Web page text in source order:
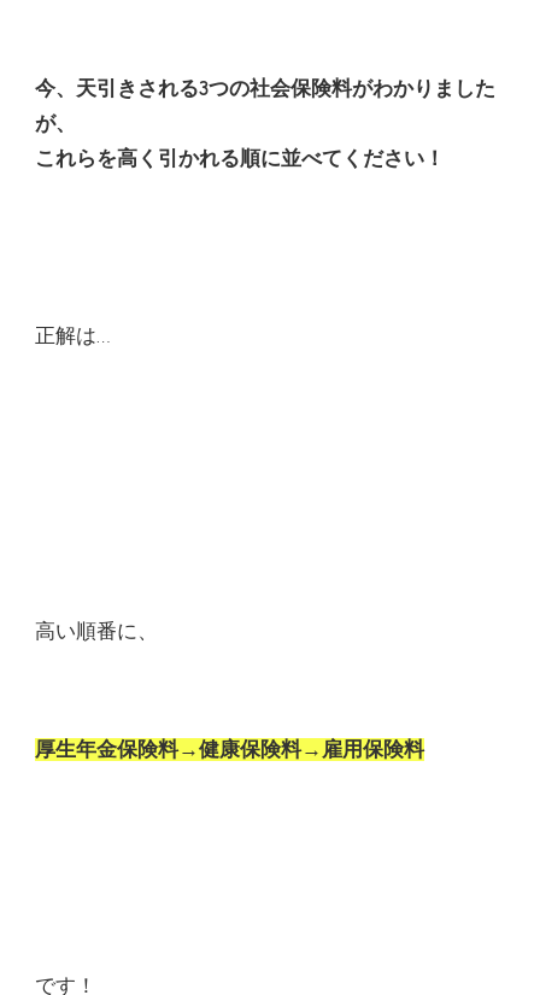
今、天引きされる3つの社会保険料がわかりました
が、
これらを高く引かれる順に並べてください！
正解は…
高い順番に、
厚生年金保険料→健康保険料→雇用保険料
です！